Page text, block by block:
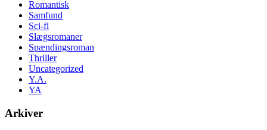
Romantisk
Samfund
Sci-fi
Slægsromaner
Spændingsroman
Thriller
Uncategorized
Y.A.
YA
Arkiver